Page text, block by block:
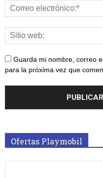
Guarda mi nombre, correo
para la próxima vez que
Ofertas Playmobil